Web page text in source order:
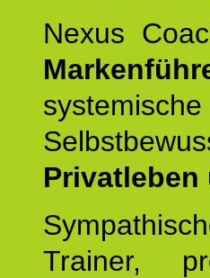
Nexus
Privatleben
Trainer,